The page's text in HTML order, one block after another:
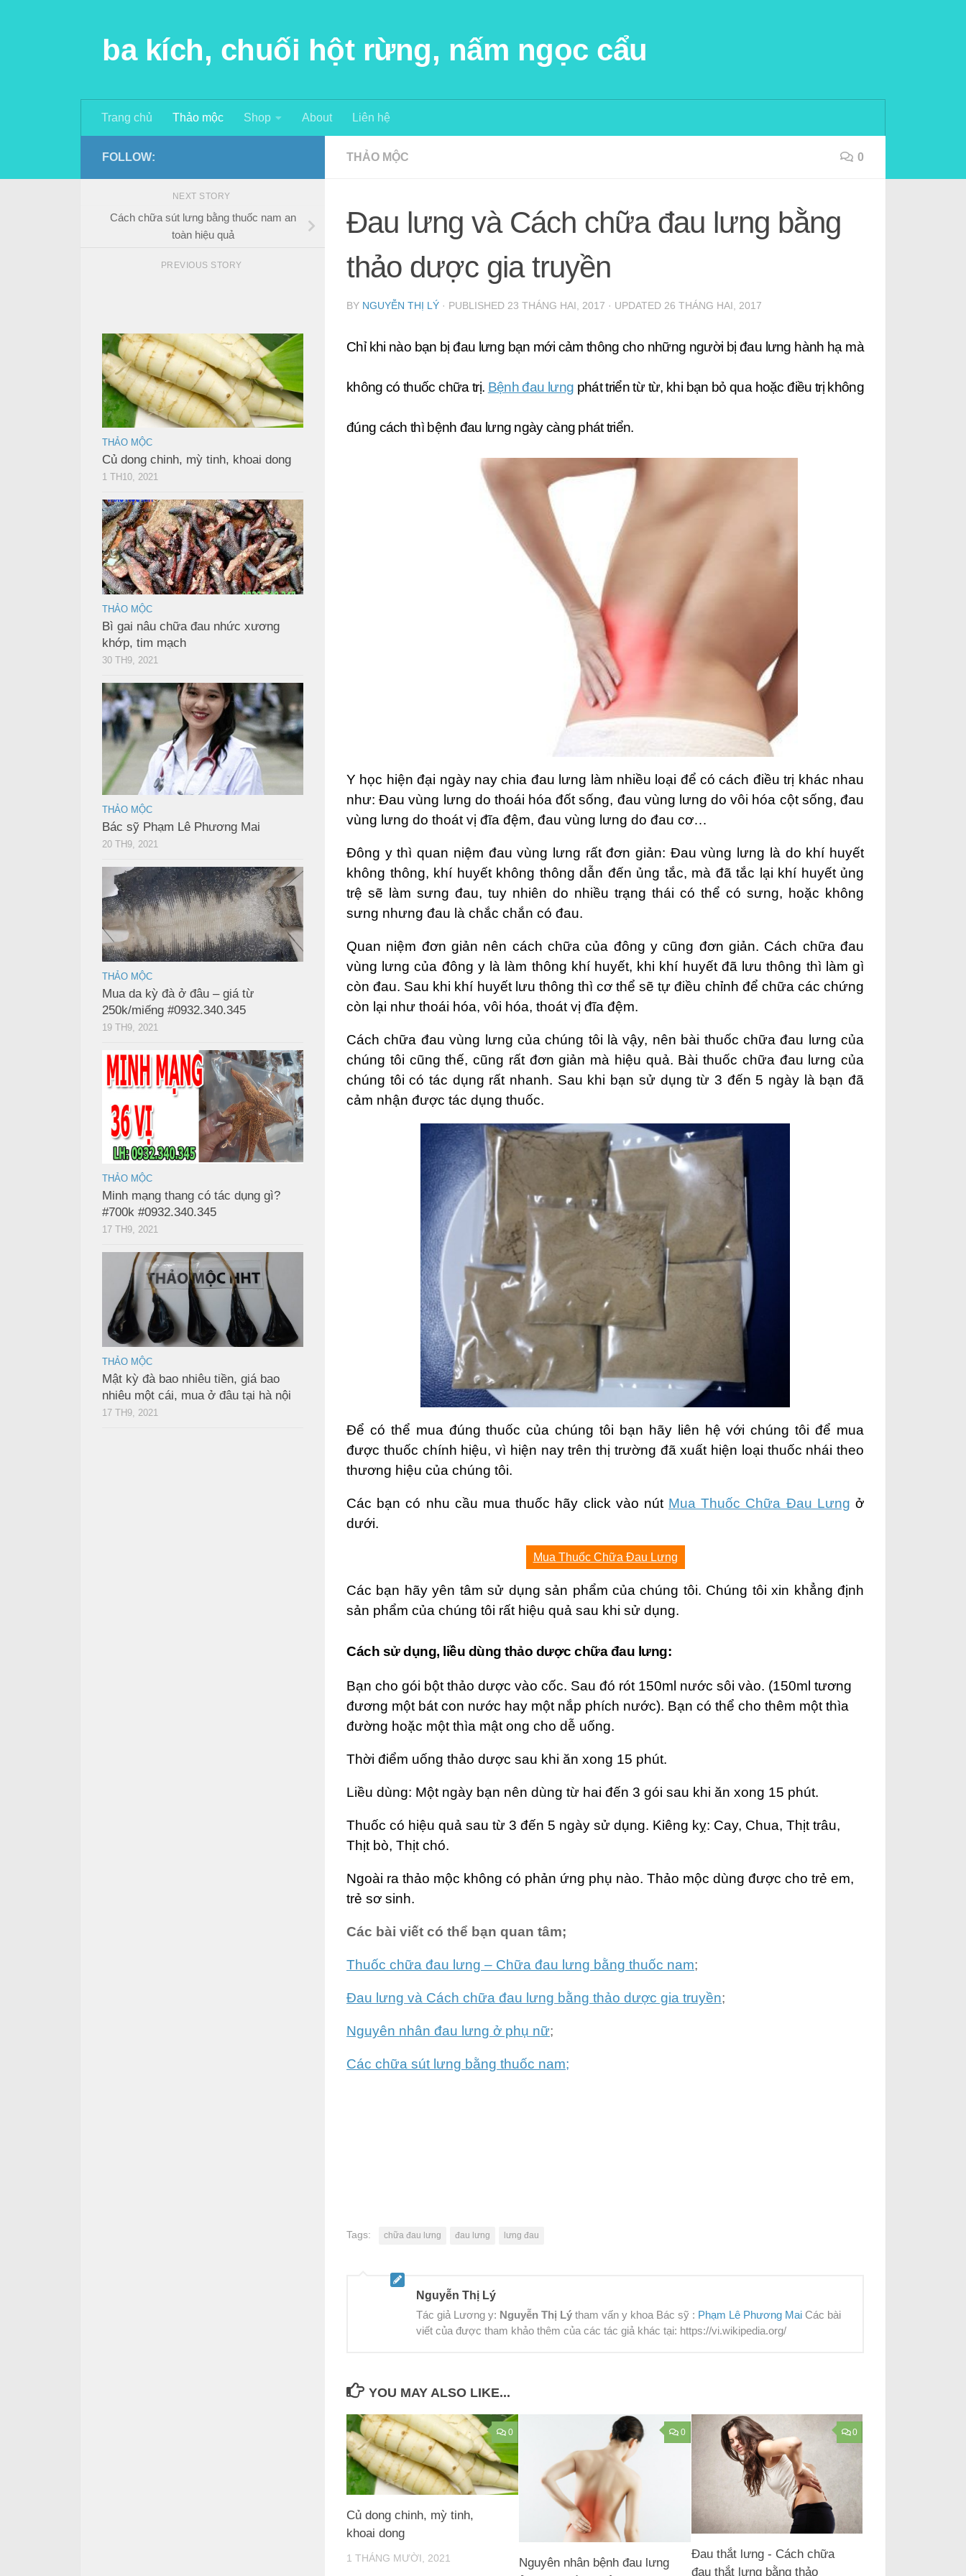
ba kích, chuối hột rừng, nấm ngọc cẩu
Trang chủ Thảo mộc Shop About Liên hệ
THẢO MỘC 0
Đau lưng và Cách chữa đau lưng bằng
thảo dược gia truyền
BY NGUYỄN THỊ LÝ · PUBLISHED 23 THÁNG HAI, 2017 · UPDATED 26 THÁNG HAI, 2017
Chỉ khi nào bạn bị đau lưng bạn mới cảm thông cho những người bị đau lưng hành hạ mà
không có thuốc chữa trị. Bệnh đau lưng phát triển từ từ, khi bạn bỏ qua hoặc điều trị không
đúng cách thì bệnh đau lưng ngày càng phát triển.
Y học hiện đại ngày nay chia đau lưng làm nhiều loại để có cách điều trị khác nhau
như: Đau vùng lưng do thoái hóa đốt sống, đau vùng lưng do vôi hóa cột sống, đau
vùng lưng do thoát vị đĩa đệm, đau vùng lưng do đau cơ…
Đông y thì quan niệm đau vùng lưng rất đơn giản: Đau vùng lưng là do khí huyết
không thông, khí huyết không thông dẫn đến ủng tắc, mà đã tắc lại khí huyết ủng
trệ sẽ làm sưng đau, tuy nhiên do nhiều trạng thái có thể có sưng, hoặc không
sưng nhưng đau là chắc chắn có đau.
Quan niệm đơn giản nên cách chữa của đông y cũng đơn giản. Cách chữa đau
vùng lưng của đông y là làm thông khí huyết, khi khí huyết đã lưu thông thì làm gì
còn đau. Sau khi khí huyết lưu thông thì cơ thể sẽ tự điều chỉnh để chữa các chứng
còn lại như thoái hóa, vôi hóa, thoát vị đĩa đệm.
Cách chữa đau vùng lưng của chúng tôi là vậy, nên bài thuốc chữa đau lưng của
chúng tôi cũng thế, cũng rất đơn giản mà hiệu quả. Bài thuốc chữa đau lưng của
chúng tôi có tác dụng rất nhanh. Sau khi bạn sử dụng từ 3 đến 5 ngày là bạn đã
cảm nhận được tác dụng thuốc.
Để có thể mua đúng thuốc của chúng tôi bạn hãy liên hệ với chúng tôi để mua
được thuốc chính hiệu, vì hiện nay trên thị trường đã xuất hiện loại thuốc nhái theo
thương hiệu của chúng tôi.
Các bạn có nhu cầu mua thuốc hãy click vào nút Mua Thuốc Chữa Đau Lưng ở
dưới.
Mua Thuốc Chữa Đau Lưng
Các bạn hãy yên tâm sử dụng sản phẩm của chúng tôi. Chúng tôi xin khẳng định
sản phẩm của chúng tôi rất hiệu quả sau khi sử dụng.
Cách sử dụng, liều dùng thảo dược chữa đau lưng:
Bạn cho gói bột thảo dược vào cốc. Sau đó rót 150ml nước sôi vào. (150ml tương
đương một bát con nước hay một nắp phích nước). Bạn có thể cho thêm một thìa
đường hoặc một thìa mật ong cho dễ uống.
Thời điểm uống thảo dược sau khi ăn xong 15 phút.
Liều dùng: Một ngày bạn nên dùng từ hai đến 3 gói sau khi ăn xong 15 phút.
Thuốc có hiệu quả sau từ 3 đến 5 ngày sử dụng. Kiêng kỵ: Cay, Chua, Thịt trâu,
Thịt bò, Thịt chó.
Ngoài ra thảo mộc không có phản ứng phụ nào. Thảo mộc dùng được cho trẻ em,
trẻ sơ sinh.
Các bài viết có thể bạn quan tâm;
Thuốc chữa đau lưng – Chữa đau lưng bằng thuốc nam;
Đau lưng và Cách chữa đau lưng bằng thảo dược gia truyền;
Nguyên nhân đau lưng ở phụ nữ;
Các chữa sút lưng bằng thuốc nam;
Tags: chữa đau lưng đau lưng lưng đau
Nguyễn Thị Lý
Tác giả Lương y: Nguyễn Thị Lý tham vấn y khoa Bác sỹ : Phạm Lê Phương Mai Các bài
viết của được tham khảo thêm của các tác giả khác tại: https://vi.wikipedia.org/
YOU MAY ALSO LIKE...
0
Củ dong chinh, mỳ tinh,
khoai dong
1 THÁNG MƯỜI, 2021
0
Nguyên nhân bệnh đau lưng
0
Đau thắt lưng - Cách chữa
đau thắt lưng bằng thảo
FOLLOW:
NEXT STORY
Cách chữa sút lưng bằng thuốc nam an
toàn hiệu quả
PREVIOUS STORY
THẢO MỘC
Củ dong chinh, mỳ tinh, khoai dong
1 TH10, 2021
THẢO MỘC
Bì gai nâu chữa đau nhức xương
khớp, tim mạch
30 TH9, 2021
THẢO MỘC
Bác sỹ Phạm Lê Phương Mai
20 TH9, 2021
THẢO MỘC
Mua da kỳ đà ở đâu – giá từ
250k/miếng #0932.340.345
19 TH9, 2021
THẢO MỘC
Minh mạng thang có tác dụng gì?
#700k #0932.340.345
17 TH9, 2021
THẢO MỘC
Mật kỳ đà bao nhiêu tiền, giá bao
nhiêu một cái, mua ở đâu tại hà nội
17 TH9, 2021